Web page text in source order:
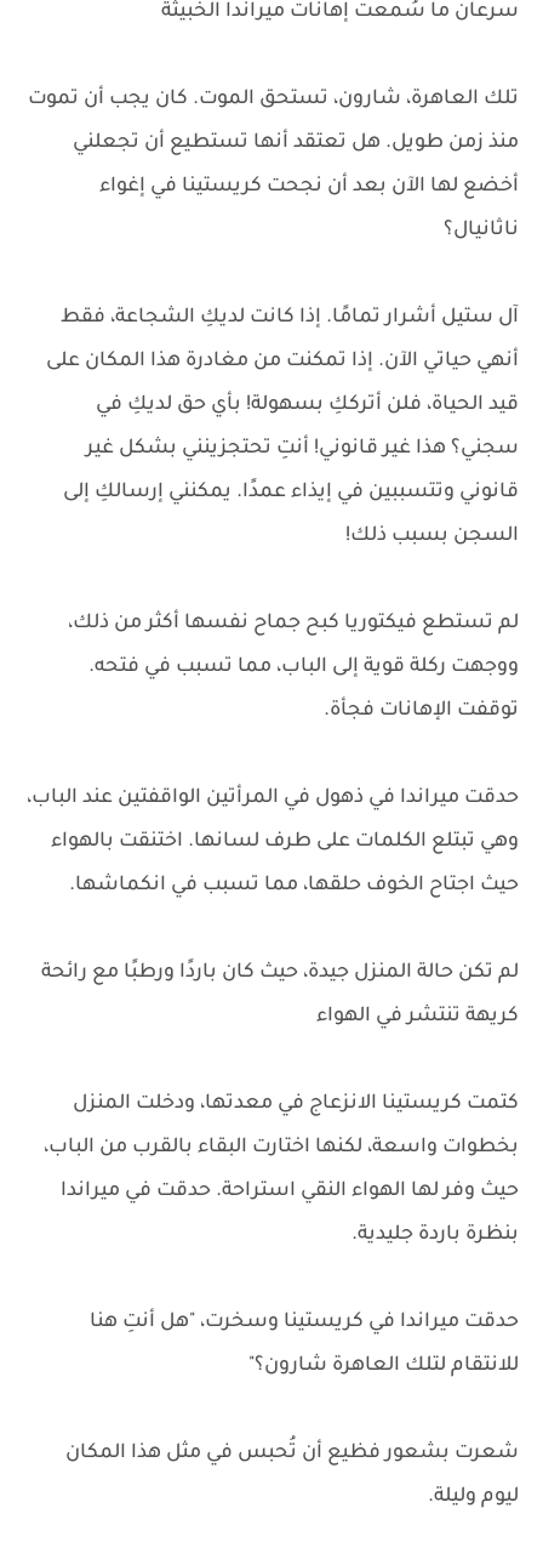
سرعان ما سُمعت إهانات ميراندا الخبيثة
تلك العاهرة، شارون، تستحق الموت. كان يجب أن تموت
منذ زمن طويل. هل تعتقد أنها تستطيع أن تجعلني
أخضع لها الآن بعد أن نجحت كريستينا في إغواء
ناثانيال؟
آل ستيل أشرار تمامًا. إذا كانت لديكِ الشجاعة، فقط
أنهي حياتي الآن. إذا تمكنت من مغادرة هذا المكان على
قيد الحياة، فلن أترككِ بسهولة! بأي حق لديكِ في
سجني؟ هذا غير قانوني! أنتِ تحتجزينني بشكل غير
قانوني وتتسببين في إيذاء عمدًا. يمكنني إرسالكِ إلى
السجن بسبب ذلك!
لم تستطع فيكتوريا كبح جماح نفسها أكثر من ذلك،
ووجهت ركلة قوية إلى الباب، مما تسبب في فتحه.
توقفت الإهانات فجأة.
حدقت ميراندا في ذهول في المرأتين الواقفتين عند الباب،
وهي تبتلع الكلمات على طرف لسانها. اختنقت بالهواء
حيث اجتاح الخوف حلقها، مما تسبب في انكماشها.
لم تكن حالة المنزل جيدة، حيث كان باردًا ورطبًا مع رائحة
كريهة تنتشر في الهواء
كتمت كريستينا الانزعاج في معدتها، ودخلت المنزل
بخطوات واسعة، لكنها اختارت البقاء بالقرب من الباب،
حيث وفر لها الهواء النقي استراحة. حدقت في ميراندا
بنظرة باردة جليدية.
حدقت ميراندا في كريستينا وسخرت، "هل أنتِ هنا
للانتقام لتلك العاهرة شارون؟"
شعرت بشعور فظيع أن تُحبس في مثل هذا المكان
ليوم وليلة.